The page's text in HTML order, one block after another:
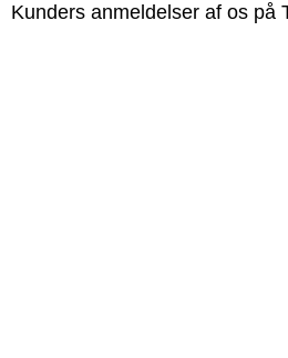
Kunders anmeldelser af os på